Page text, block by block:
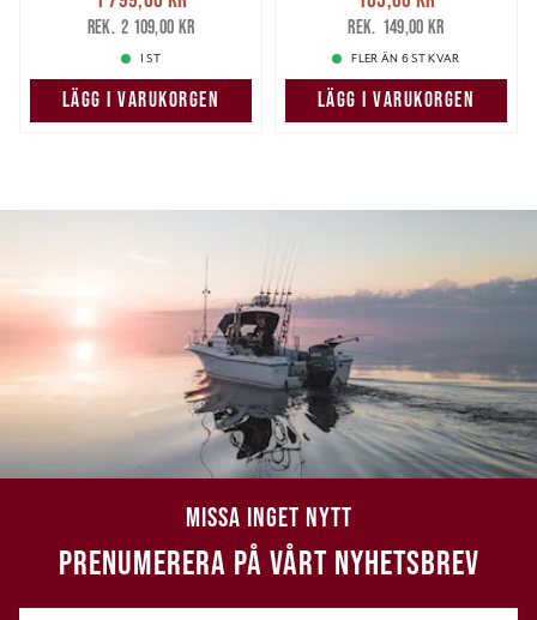
1 799,00 krTidigare pris
2 109,00 kr
2 109,00 kr
1 ST
LÄGG I VARUKORGEN
105,00 krTidigare pris
149,00 kr
149,00 kr
FLER ÄN 6 ST KVAR
LÄGG I VARUKORGEN
MISSA INGET NYTT
PRENUMERERA PÅ VÅRT NYHETSBREV